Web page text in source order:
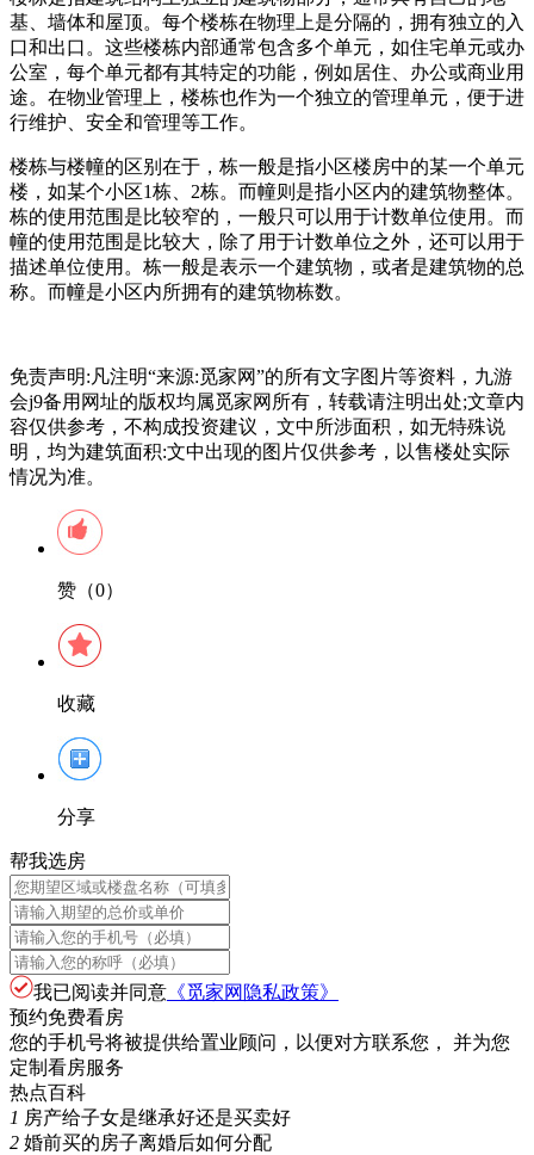
基、墙体和屋顶。每个楼栋在物理上是分隔的，拥有独立的入
口和出口。这些楼栋内部通常包含多个单元，如住宅单元或办
公室，每个单元都有其特定的功能，例如居住、办公或商业用
途。在物业管理上，楼栋也作为一个独立的管理单元，便于进
行维护、安全和管理等工作。
楼栋与楼幢的区别在于，栋一般是指小区楼房中的某一个单元
楼，如某个小区1栋、2栋。而幢则是指小区内的建筑物整体。
栋的使用范围是比较窄的，一般只可以用于计数单位使用。而
幢的使用范围是比较大，除了用于计数单位之外，还可以用于
描述单位使用。栋一般是表示一个建筑物，或者是建筑物的总
称。而幢是小区内所拥有的建筑物栋数。
免责声明:凡注明“来源:觅家网”的所有文字图片等资料，九游
会j9备用网址的版权均属觅家网所有，转载请注明出处;文章内
容仅供参考，不构成投资建议，文中所涉面积，如无特殊说
明，均为建筑面积:文中出现的图片仅供参考，以售楼处实际
情况为准。
赞（0）
收藏
分享
帮我选房
我已阅读并同意 《觅家网隐私政策》
预约免费看房
您的手机号将被提供给置业顾问，以便对方联系您， 并为您
定制看房服务
热点百科
1 房产给子女是继承好还是买卖好
2 婚前买的房子离婚后如何分配